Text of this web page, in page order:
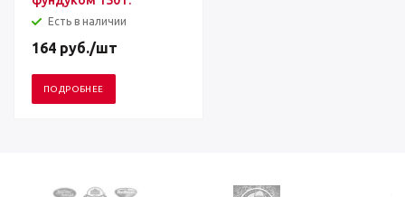
Есть в наличии
164 руб./шт
ПОДРОБНЕЕ